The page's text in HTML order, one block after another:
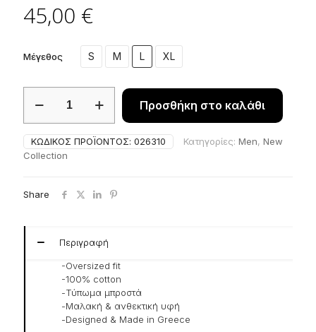
45,00 €
Μέγεθος S M L XL
unisex
shirt
white
ποσότητα
Προσθήκη στο καλάθι
ΚΩΔΙΚΌΣ ΠΡΟΪΌΝΤΟΣ: 026310 Κατηγορίες: Men, New
Collection
Share
Περιγραφή
-Oversized fit
-100% cotton
-Τύπωμα μπροστά
-Μαλακή & ανθεκτική υφή
-Designed & Made in Greece